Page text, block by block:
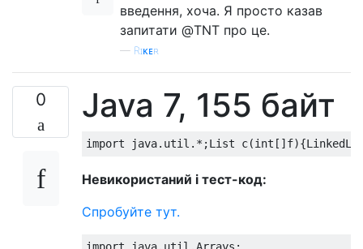
введення, хоча. Я просто казав
запитати @TNT про це.
— Rɪᴋᴇʀ
0 Java 7, 155 байт
Невикористаний і тест-код:
Спробуйте тут.
import java.util.Arrays;